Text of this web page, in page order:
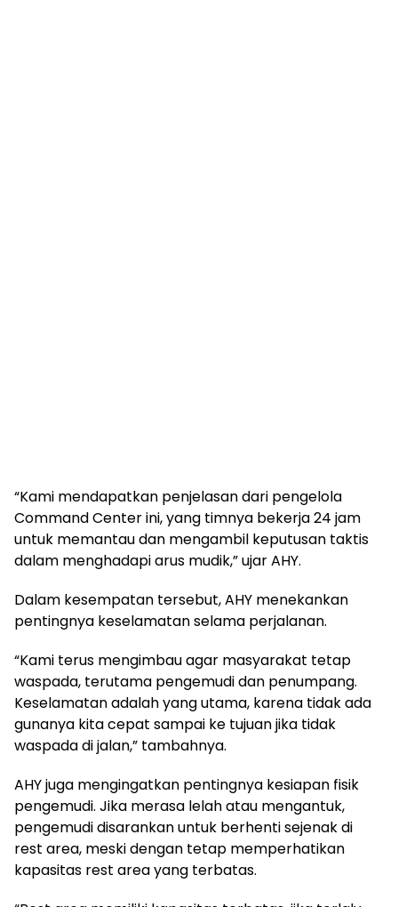
“Kami mendapatkan penjelasan dari pengelola
Command Center ini, yang timnya bekerja 24 jam
untuk memantau dan mengambil keputusan taktis
dalam menghadapi arus mudik,” ujar AHY.
Dalam kesempatan tersebut, AHY menekankan
pentingnya keselamatan selama perjalanan.
“Kami terus mengimbau agar masyarakat tetap
waspada, terutama pengemudi dan penumpang.
Keselamatan adalah yang utama, karena tidak ada
gunanya kita cepat sampai ke tujuan jika tidak
waspada di jalan,” tambahnya.
AHY juga mengingatkan pentingnya kesiapan fisik
pengemudi. Jika merasa lelah atau mengantuk,
pengemudi disarankan untuk berhenti sejenak di
rest area, meski dengan tetap memperhatikan
kapasitas rest area yang terbatas.